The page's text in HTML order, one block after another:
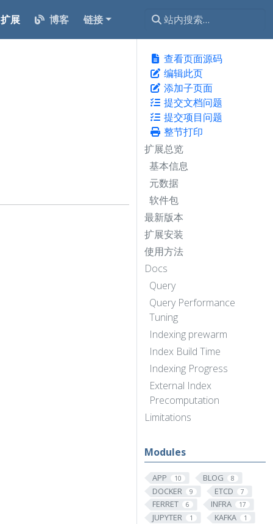
扩展 博客 链接
查看页面源码
编辑此页
添加子页面
提交文档问题
提交项目问题
整节打印
扩展总览
基本信息
元数据
软件包
最新版本
扩展安装
使用方法
Docs
Query
Query Performance
Tuning
Indexing prewarm
Index Build Time
Indexing Progress
External Index
Precomputation
Limitations
Modules
APP 10 BLOG 8
DOCKER 9 ETCD 7
FERRET 6 INFRA 17
JUPYTER 1 KAFKA 1